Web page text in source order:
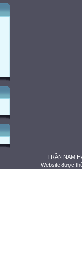
TRẦN NAM
Website được